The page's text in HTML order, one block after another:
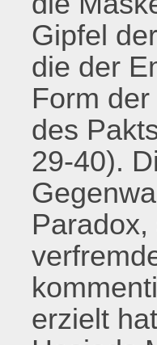
Gipfel
die der
Form
des
29-40).
erzielt